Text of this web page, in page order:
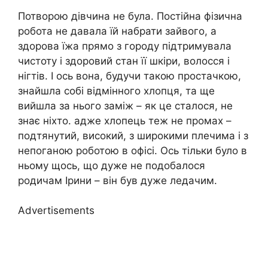
Потворою дівчина не була. Постійна фізична
робота не давала їй набрати зайвого, а
здорова їжа прямо з городу підтримувала
чистоту і здоровий стан її шкіри, волосся і
нігтів. І ось вона, будучи такою простачкою,
знайшла собі відмінного хлопця, та ще
вийшла за нього заміж – як це сталося, не
знає ніхто. адже хлопець теж не промах –
подтянутий, високий, з широкими плечима і з
непоганою роботою в офісі. Ось тільки було в
ньому щось, що дуже не подобалося
родичам Ірини – він був дуже ледачим.
Advertisements